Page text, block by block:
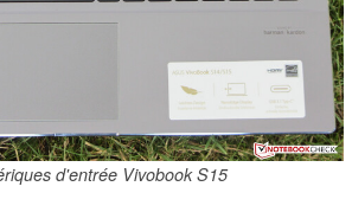
d'entrée Vivobook S15